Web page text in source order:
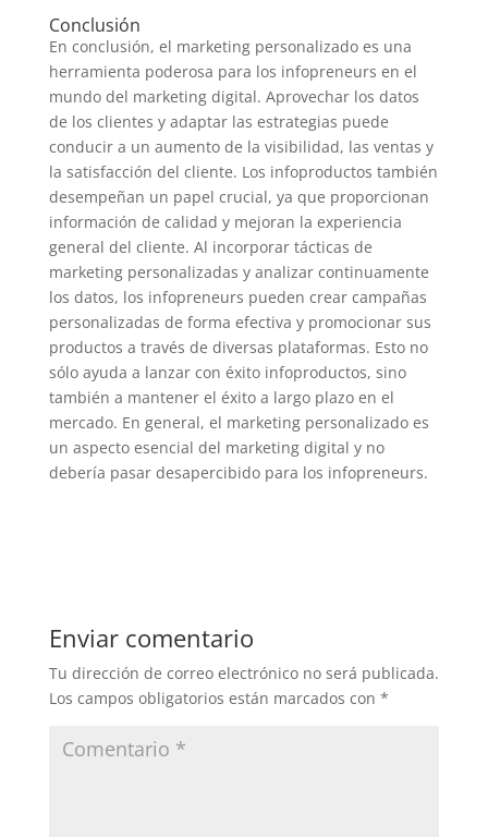
Conclusión
En conclusión, el marketing personalizado es una
herramienta poderosa para los infopreneurs en el
mundo del marketing digital. Aprovechar los datos
de los clientes y adaptar las estrategias puede
conducir a un aumento de la visibilidad, las ventas y
la satisfacción del cliente. Los infoproductos también
desempeñan un papel crucial, ya que proporcionan
información de calidad y mejoran la experiencia
general del cliente. Al incorporar tácticas de
marketing personalizadas y analizar continuamente
los datos, los infopreneurs pueden crear campañas
personalizadas de forma efectiva y promocionar sus
productos a través de diversas plataformas. Esto no
sólo ayuda a lanzar con éxito infoproductos, sino
también a mantener el éxito a largo plazo en el
mercado. En general, el marketing personalizado es
un aspecto esencial del marketing digital y no
debería pasar desapercibido para los infopreneurs.
Enviar comentario
Tu dirección de correo electrónico no será publicada.
Los campos obligatorios están marcados con *